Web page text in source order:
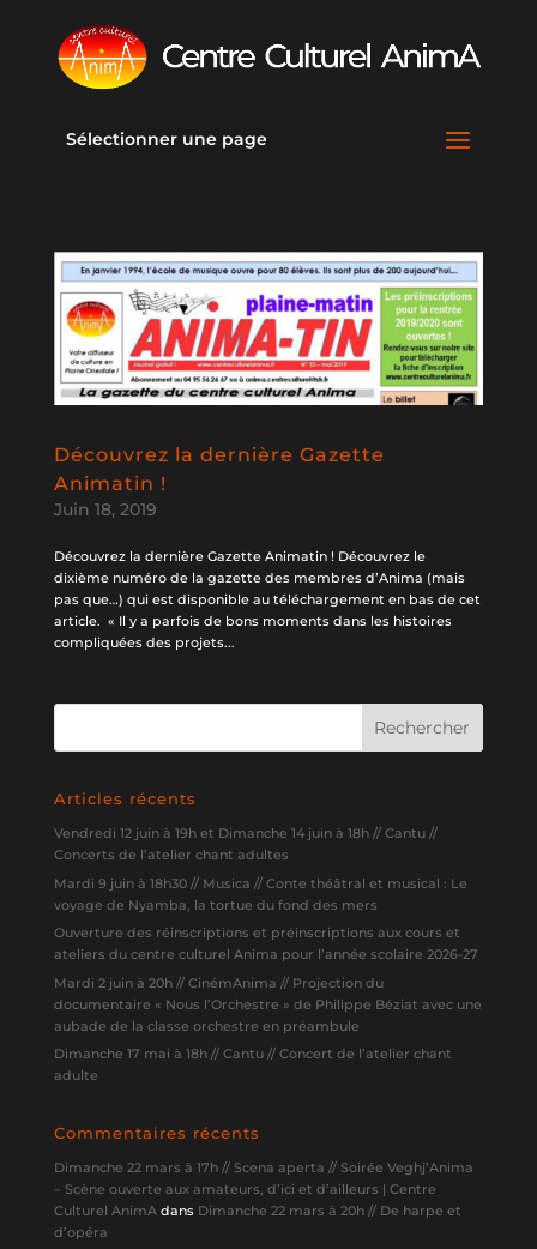
Sélectionner une page
Découvrez la dernière Gazette
Animatin !
Juin 18, 2019
Découvrez la dernière Gazette Animatin ! Découvrez le
dixième numéro de la gazette des membres d’Anima (mais
pas que…) qui est disponible au téléchargement en bas de cet
article. « Il y a parfois de bons moments dans les histoires
compliquées des projets...
Articles récents
Vendredi 12 juin à 19h et Dimanche 14 juin à 18h // Cantu //
Concerts de l’atelier chant adultes
Mardi 9 juin à 18h30 // Musica // Conte théâtral et musical : Le
voyage de Nyamba, la tortue du fond des mers
Ouverture des réinscriptions et préinscriptions aux cours et
ateliers du centre culturel Anima pour l’année scolaire 2026-27
Mardi 2 juin à 20h // CinémAnima // Projection du
documentaire « Nous l’Orchestre » de Philippe Béziat avec une
aubade de la classe orchestre en préambule
Dimanche 17 mai à 18h // Cantu // Concert de l’atelier chant
adulte
Commentaires récents
Dimanche 22 mars à 17h // Scena aperta // Soirée Veghj’Anima
– Scène ouverte aux amateurs, d’ici et d’ailleurs | Centre
Culturel AnimAdans Dimanche 22 mars à 20h // De harpe et
d’opéra